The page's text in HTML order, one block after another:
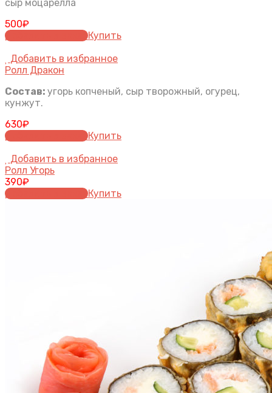
сыр моцарелла
500₽
Добавить в заказКупить
Добавить в избранное
Ролл Дракон
Состав: угорь копченый, сыр творожный, огурец,
кунжут.
630₽
Добавить в заказКупить
Добавить в избранное
Ролл Угорь
390₽
Добавить в заказКупить